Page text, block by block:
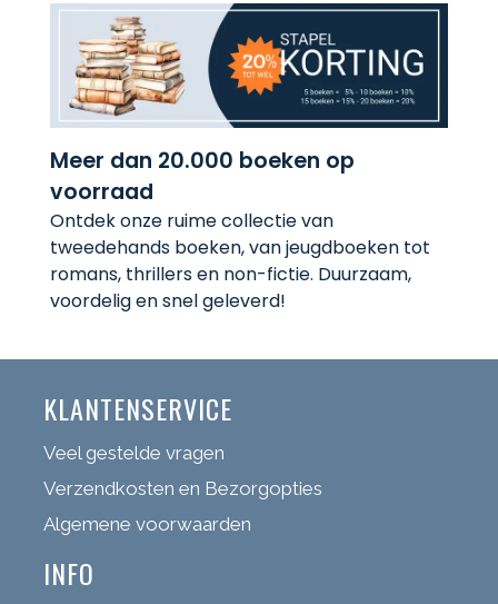
Meer dan 20.000 boeken op
voorraad
Ontdek onze ruime collectie van
tweedehands boeken, van jeugdboeken tot
romans, thrillers en non-fictie. Duurzaam,
voordelig en snel geleverd!
KLANTENSERVICE
Veel gestelde vragen
Verzendkosten en Bezorgopties
Algemene voorwaarden
INFO